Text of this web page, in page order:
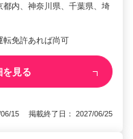
内、神奈川県、千葉県、埼
転免許あれば尚可
を見る
06/15 掲載終了日： 2027/06/25